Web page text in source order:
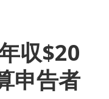
収$20
申告者